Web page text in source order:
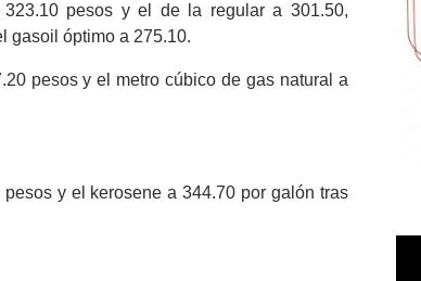
pesos y el de la regular a 301.50,
gasoil óptimo a 275.10.
pesos y el metro cúbico de gas natural a
y el kerosene a 344.70 por galón tras